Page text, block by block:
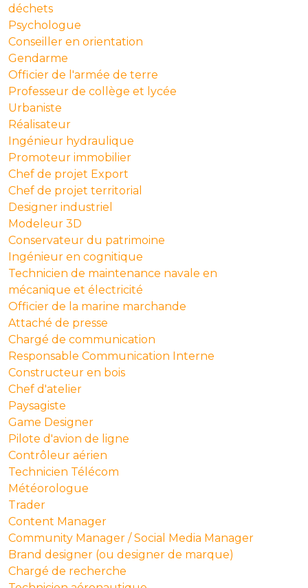
déchets
Psychologue
Conseiller en orientation
Gendarme
Officier de l'armée de terre
Professeur de collège et lycée
Urbaniste
Réalisateur
Ingénieur hydraulique
Promoteur immobilier
Chef de projet Export
Chef de projet territorial
Designer industriel
Modeleur 3D
Conservateur du patrimoine
Ingénieur en cognitique
Technicien de maintenance navale en
mécanique et électricité
Officier de la marine marchande
Attaché de presse
Chargé de communication
Responsable Communication Interne
Constructeur en bois
Chef d'atelier
Paysagiste
Game Designer
Pilote d'avion de ligne
Contrôleur aérien
Technicien Télécom
Météorologue
Trader
Content Manager
Community Manager / Social Media Manager
Brand designer (ou designer de marque)
Chargé de recherche